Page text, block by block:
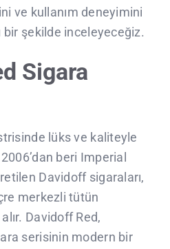
ve kullanım deneyimini
bir şekilde inceleyeceğiz.
Sigara
lüks ve kaliteyle
beri Imperial
Davidoff sigaraları,
merkezli tütün
Davidoff Red,
serisinin modern bir